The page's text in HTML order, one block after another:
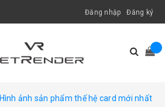
Đăng nhập Đăng ký
Hình ảnh sản phẩm thế hệ card mới nhất